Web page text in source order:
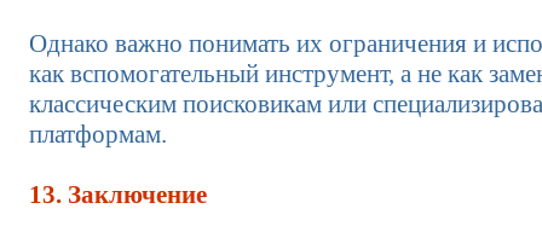
Однако важно понимать их ограничения и
как вспомогательный инструмент, а не как
классическим поисковикам или
платформам.
13. Заключение